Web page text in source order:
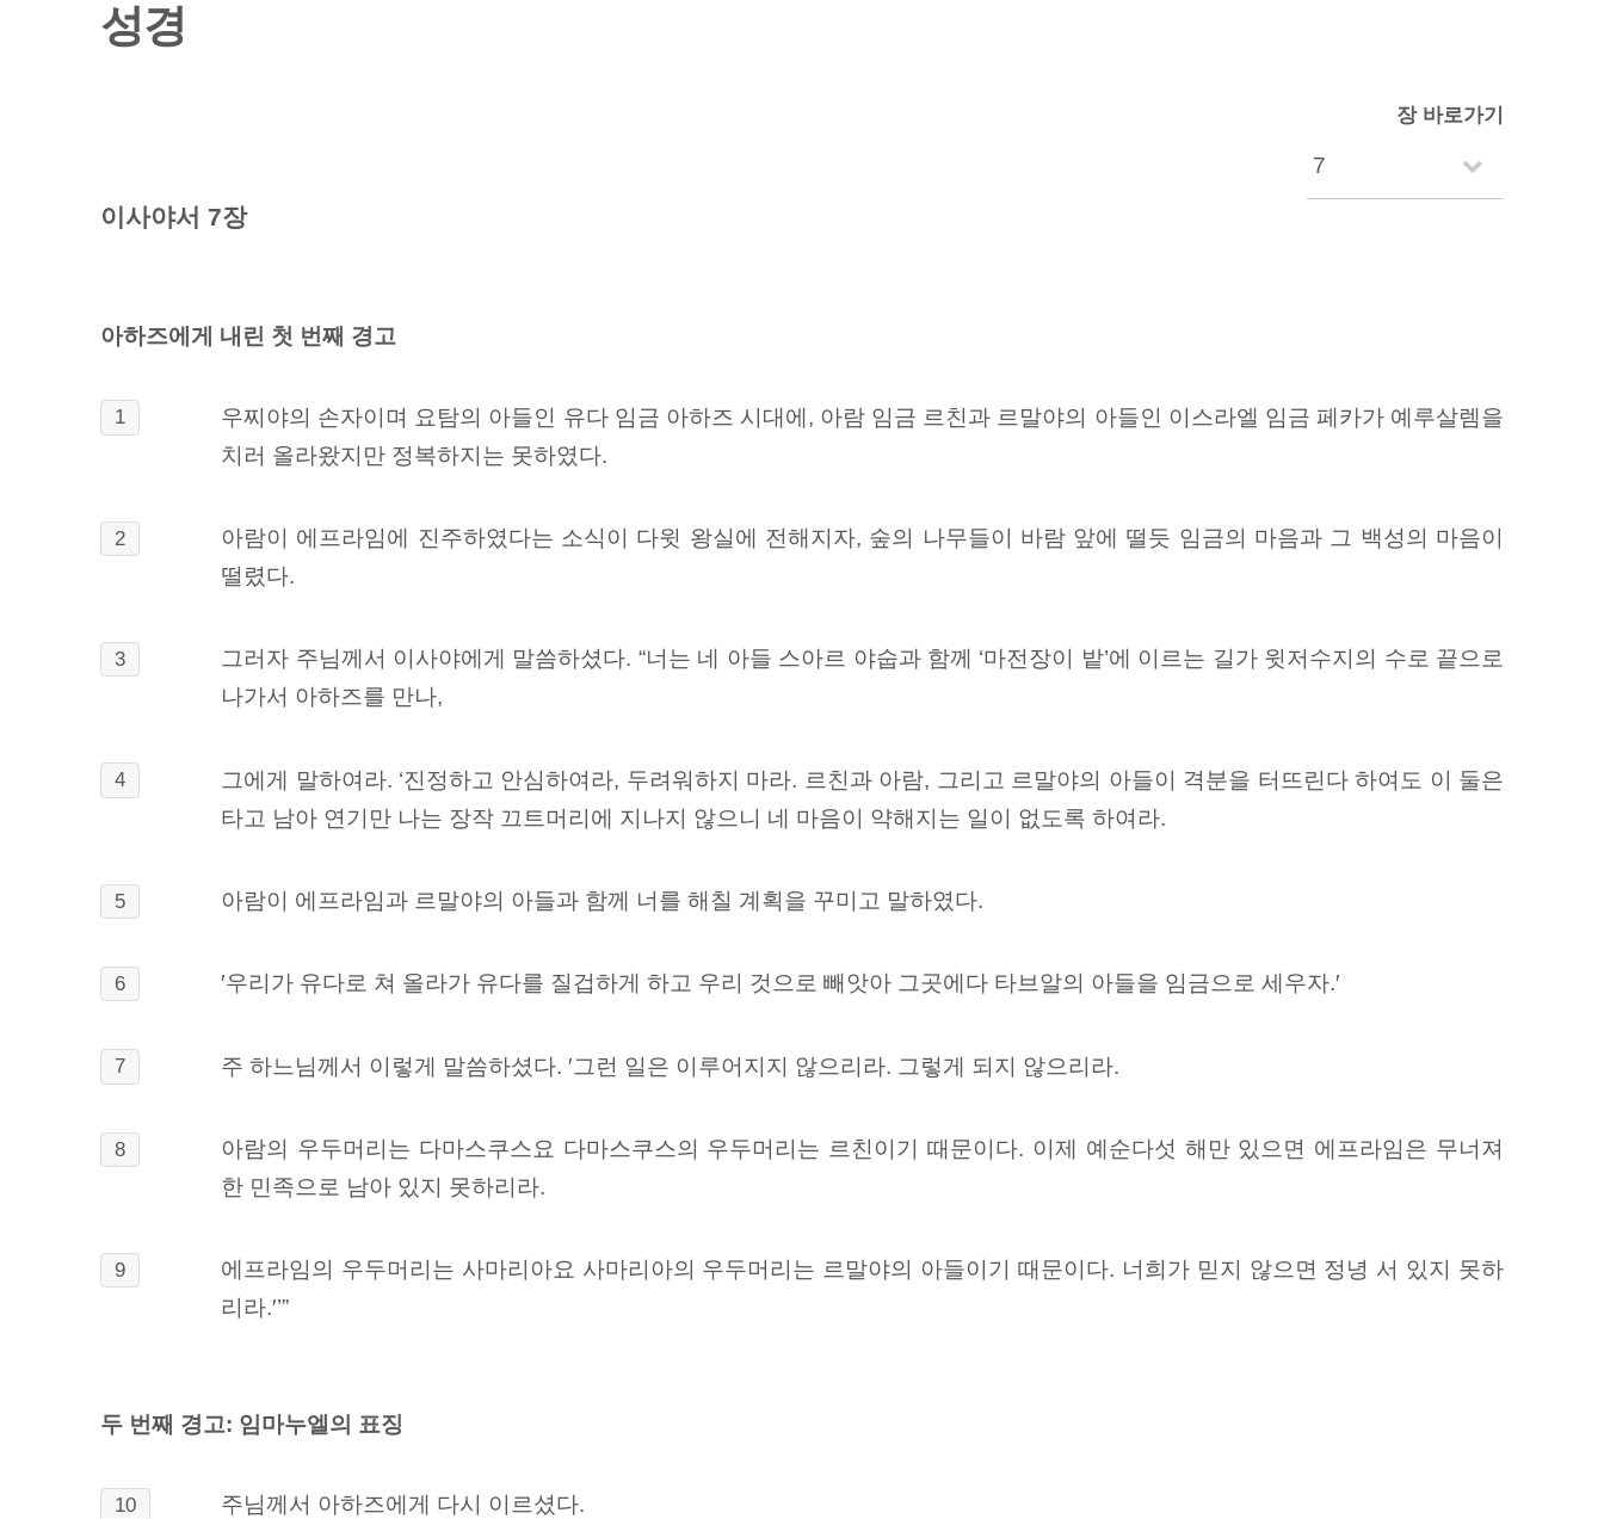
성경
장 바로가기
이사야서 7장
아하즈에게 내린 첫 번째 경고
1
우찌야의 손자이며 요탐의 아들인 유다 임금 아하즈 시대에, 아람 임금 르친과 르말야의 아들인 이스라엘 임금 페카가 예루살렘을
치러 올라왔지만 정복하지는 못하였다.
2 아람이 에프라임에 진주하였다는 소식이 다윗 왕실에
전해지자, 숲의 나무들이 바람 앞에 떨듯 임금의 마음과 그 백성의 마음이
떨렸다.
3 그러자 주님께서 이사야에게 말씀하셨다. “너는 네 아들 스아르 야숩과함께 ‘마전장이 밭’에 이르는 길가 윗저수지의 수로 끝으로
나가서 아하즈를 만나,
4 그에게 말하여라. ‘진정하고 안심하여라, 두려워하지 마라. 르친과 아람, 그리고 르말야의 아들이 격분을 터뜨린다 하여도 이 둘은
타고 남아 연기만 나는 장작 끄트머리에 지나지 않으니 네 마음이 약해지는 일이 없도록 하여라.
5 아람이 에프라임과 르말야의 아들과 함께 너를 해칠 계획을 꾸미고 말하였다.
6 ′우리가 유다로 쳐 올라가 유다를 질겁하게 하고 우리 것으로 빼앗아 그곳에다 타브알의 아들을 임금으로 세우자.′
7 주 하느님께서 이렇게 말씀하셨다. ′그런 일은 이루어지지 않으리라. 그렇게 되지 않으리라.
8
아람의 우두머리는 다마스쿠스요 다마스쿠스의 우두머리는 르친이기 때문이다. 이제 예순다섯 해만 있으면 에프라임은 무너져
한 민족으로 남아 있지 못하리라.
9 에프라임의 우두머리는 사마리아요 사마리아의 우두머리는 르말야의 아들이기 때문이다. 너희가 믿지 않으면 정녕 서 있지 못하
리라.′’”
두 번째 경고: 임마누엘의 표징
10 주님께서 아하즈에게 다시 이르셨다.